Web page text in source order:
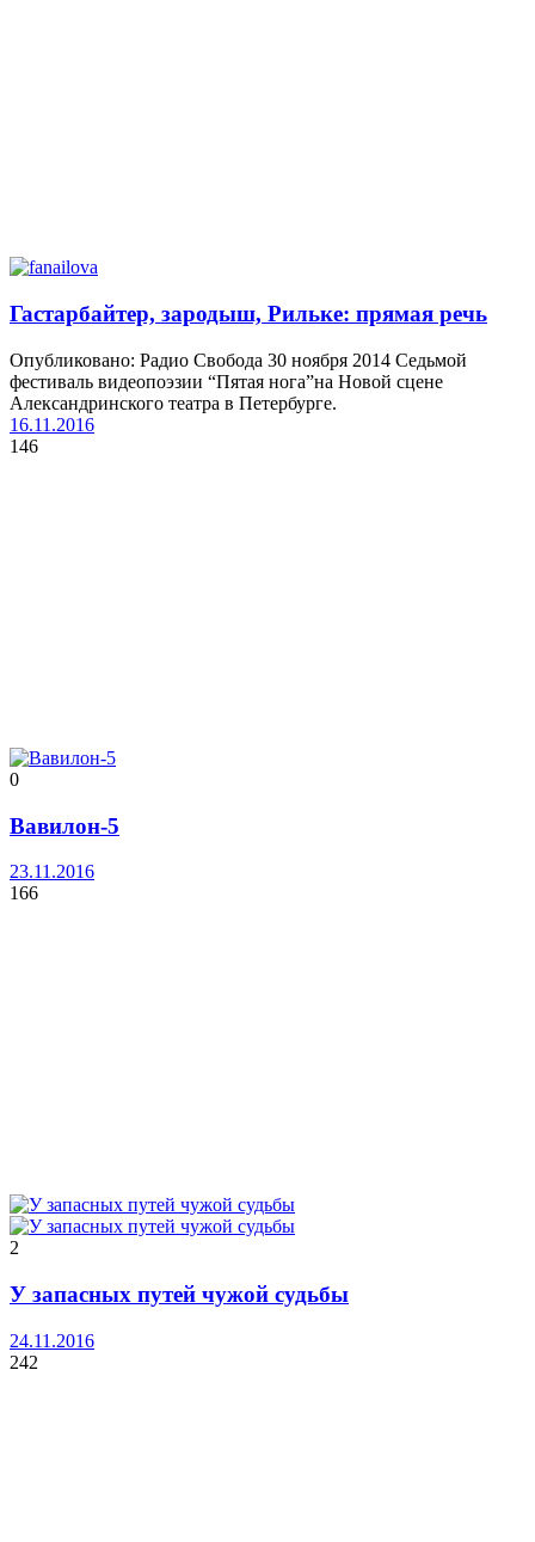
Гастарбайтер, зародыш, Рильке: прямая речь
Опубликовано: Радио Свобода 30 ноября 2014 Седьмой
фестиваль видеопоэзии “Пятая нога”на Новой сцене
Александринского театра в Петербурге.
16.11.2016
146
0
Вавилон-5
23.11.2016
166
2
У запасных путей чужой судьбы
24.11.2016
242